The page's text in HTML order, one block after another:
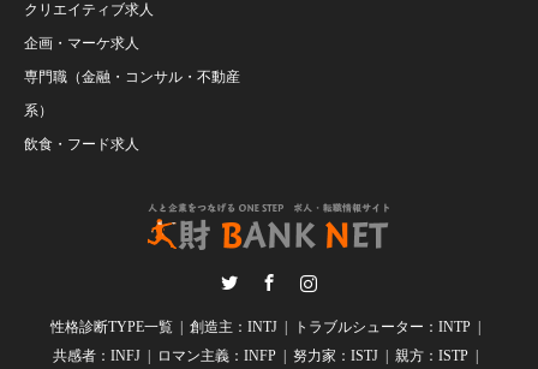
クリエイティブ求人
企画・マーケ求人
専門職（金融・コンサル・不動産
系）
飲食・フード求人
性格診断TYPE一覧 創造主：INTJ
トラブルシューター：INTP
共感者：INFJ
ロマン主義：INFP 努力家：ISTJ 親方：ISTP